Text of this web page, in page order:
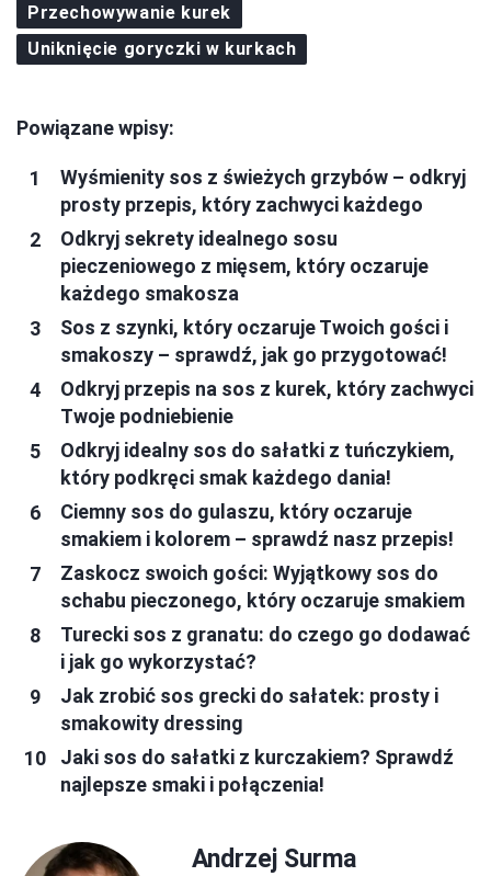
Przechowywanie kurek
Uniknięcie goryczki w kurkach
Powiązane wpisy:
Wyśmienity sos z świeżych grzybów – odkryj
prosty przepis, który zachwyci każdego
Odkryj sekrety idealnego sosu
pieczeniowego z mięsem, który oczaruje
każdego smakosza
Sos z szynki, który oczaruje Twoich gości i
smakoszy – sprawdź, jak go przygotować!
Odkryj przepis na sos z kurek, który zachwyci
Twoje podniebienie
Odkryj idealny sos do sałatki z tuńczykiem,
który podkręci smak każdego dania!
Ciemny sos do gulaszu, który oczaruje
smakiem i kolorem – sprawdź nasz przepis!
Zaskocz swoich gości: Wyjątkowy sos do
schabu pieczonego, który oczaruje smakiem
Turecki sos z granatu: do czego go dodawać
i jak go wykorzystać?
Jak zrobić sos grecki do sałatek: prosty i
smakowity dressing
Jaki sos do sałatki z kurczakiem? Sprawdź
najlepsze smaki i połączenia!
Andrzej Surma